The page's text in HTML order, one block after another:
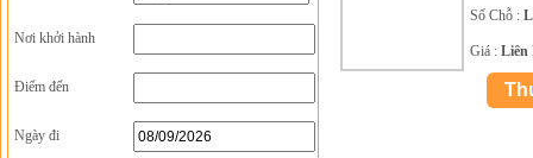
Nơi khởi hành
Điểm đến
Ngày đi
Số Chỗ :
Giá : Liên